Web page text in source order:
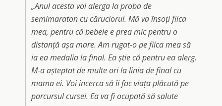
„Anul acesta voi alerga la proba de
semimaraton cu căruciorul. Mă va însoți fiica
mea, pentru că bebele e prea mic pentru o
distanță așa mare. Am rugat-o pe fiica mea să
ia ea medalia la final. Ea știe că pentru ea alerg.
M-a așteptat de multe ori la linia de final cu
mama ei. Voi încerca să îi fac viața plăcută pe
parcursul cursei. Ea va fi ocupată să salute